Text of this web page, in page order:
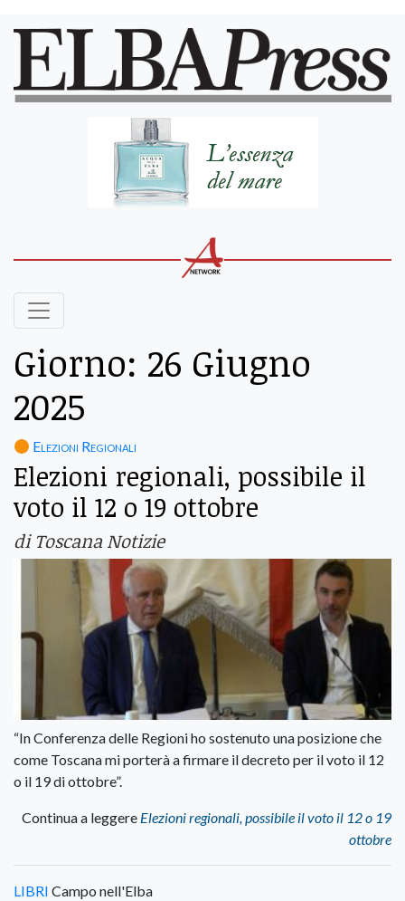
Giorno: 26 Giugno
2025
Elezioni Regionali
Elezioni regionali, possibile il
voto il 12 o 19 ottobre
di Toscana Notizie
“In Conferenza delle Regioni ho sostenuto una posizione che
come Toscana mi porterà a firmare il decreto per il voto il 12
o il 19 di ottobre”.
Continua a leggere Elezioni regionali, possibile il voto il 12 o 19
ottobre
LIBRI Campo nell'Elba